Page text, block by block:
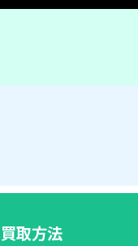
買取方法